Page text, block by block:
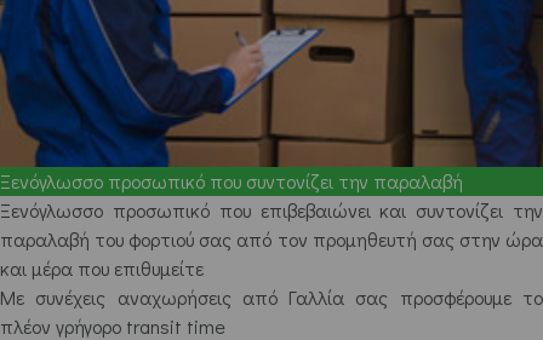
Ξενόγλωσσο προσωπικό που συντονίζει την παραλαβή
Ξενόγλωσσο προσωπικό που επιβεβαιώνει και συντονίζει την
παραλαβή του φορτιού σας από τον προμηθευτή σας στην ώρα
και μέρα που επιθυμείτε
Με συνέχεις αναχωρήσεις από Γαλλία σας προσφέρουμε το
πλέον γρήγορο transit time